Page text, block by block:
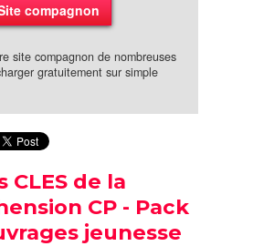
compagnon
site compagnon de nombreuses
gratuitement sur simple
CLES de la
CP - Pack
jeunesse